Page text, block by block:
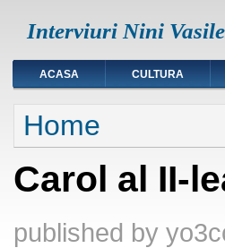
Interviuri Nini
ACASA CULTURA
You are here
Home
Carol al II-
published by